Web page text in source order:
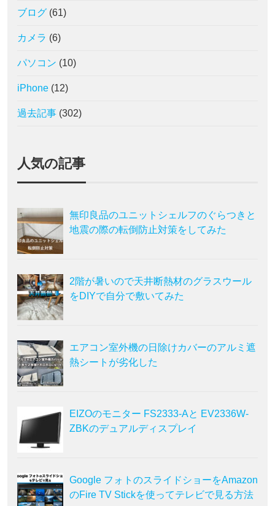
ブログ (61)
カメラ (6)
パソコン (10)
iPhone (12)
過去記事 (302)
人気の記事
無印良品のユニットシェルフのぐらつきと
地震の際の転倒防止対策をしてみた
2階が暑いので天井断熱材のグラスウール
をDIYで自分で敷いてみた
エアコン室外機の日除けカバーのアルミ遮
熱シートが劣化した
EIZOのモニター FS2333-Aと EV2336W-
ZBKのデュアルディスプレイ
Google フォトのスライドショーをAmazon
のFire TV Stickを使ってテレビで見る方法